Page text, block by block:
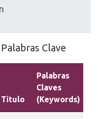
Clave
Título
Palabras
Claves
(Keywords)